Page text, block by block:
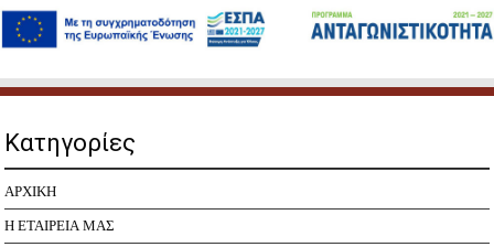
Κατηγορίες
ΑΡΧΙΚΗ
Η ΕΤΑΙΡΕΙΑ ΜΑΣ